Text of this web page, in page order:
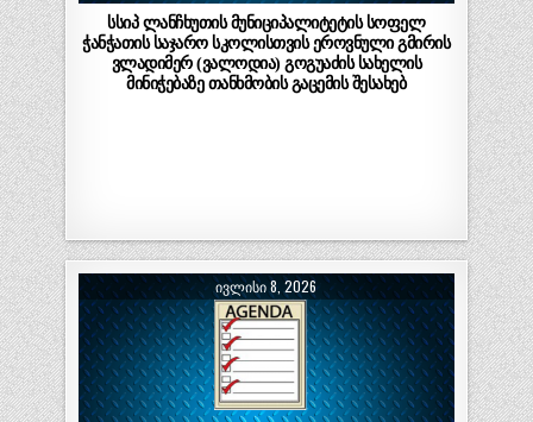
სსიპ ლანჩხუთის მუნიციპალიტეტის სოფელ
ჭანჭათის საჯარო სკოლისთვის ეროვნული გმირის
ვლადიმერ (ვალოდია) გოგუაძის სახელის
მინიჭებაზე თანხმობის გაცემის შესახებ
ᲘᲕᲚᲘᲡᲘ 8, 2026